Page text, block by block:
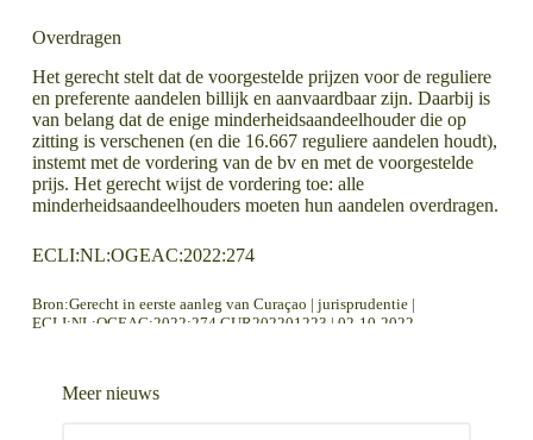
Overdragen
Het gerecht stelt dat de voorgestelde prijzen voor de reguliere
en preferente aandelen billijk en aanvaardbaar zijn. Daarbij is
van belang dat de enige minderheidsaandeelhouder die op
zitting is verschenen (en die 16.667 reguliere aandelen houdt),
instemt met de vordering van de bv en met de voorgestelde
prijs. Het gerecht wijst de vordering toe: alle
minderheidsaandeelhouders moeten hun aandelen overdragen.
ECLI:NL:OGEAC:2022:274
Bron:Gerecht in eerste aanleg van Curaçao | jurisprudentie |
ECLI:NL:OGEAC:2022:274 CUR202201223 | 02-10-2022
Meer nieuws